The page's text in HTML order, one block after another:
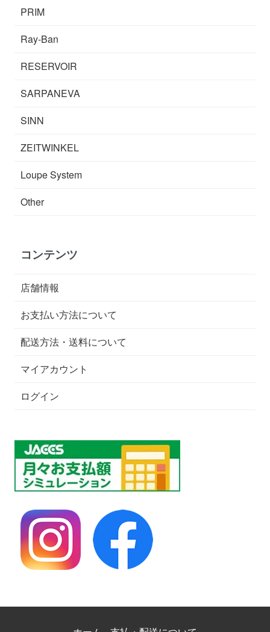
PRIM
Ray-Ban
RESERVOIR
SARPANEVA
SINN
ZEITWINKEL
Loupe System
Other
コンテンツ
店舗情報
お支払い方法について
配送方法・送料について
マイアカウント
ログイン